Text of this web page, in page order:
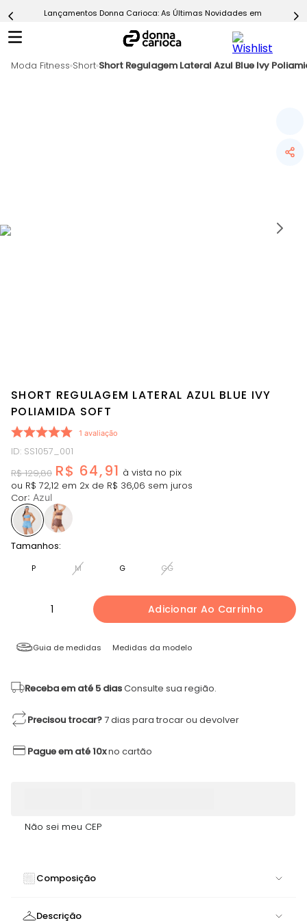
Lançamentos Donna Carioca: As Últimas Novidades em Moda
Moda Fitness Short Short Regulagem Lateral Azul Blue Ivy
SHORT REGULAGEM LATERAL AZUL BLUE IVY
POLIAMIDA SOFT
1 avaliação
ID: SS1057_001
R$ 129,80 R$ 64,91
ou R$ 72,12 em 2x de R$ 36,06 sem juros
Cor: Azul
Tamanhos:
P M G GG
1 Adicionar Ao Carrinho
Guia de medidas Medidas da modelo
Receba em até 5 diasConsulte sua região.
Precisou trocar?7 dias para trocar ou devolver
Pague em até 10xno cartão
Não sei meu CEP
Composição
Descrição
Calça
7º Conjunto